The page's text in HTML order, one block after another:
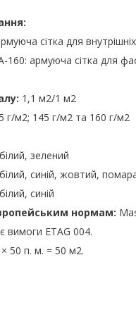
сітка для
160: армуюча сітка для
1,1 м2/1 м2
г/м2; 145 г/м2 та 160 г/м2
зелений
синій, жовтий,
синій
нормам:
вимоги ETAG 004.
50 п. м. = 50 м2.